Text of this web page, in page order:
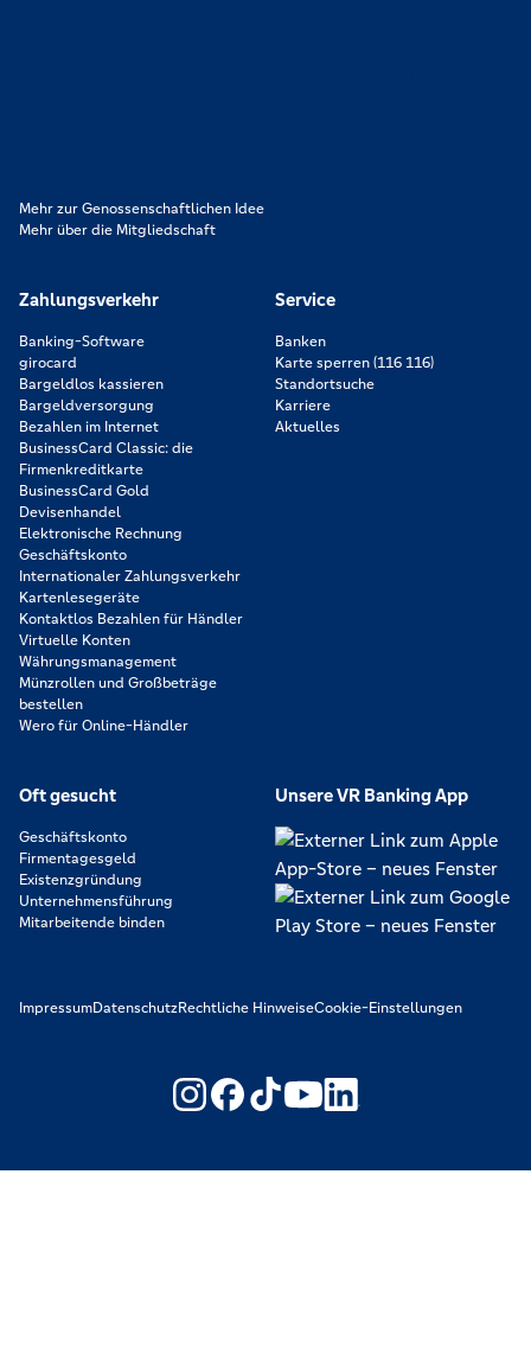
Mehr zur Genossenschaftlichen Idee
Mehr über die Mitgliedschaft
Zahlungsverkehr
Banking-Software
girocard
Bargeldlos kassieren
Bargeldversorgung
Bezahlen im Internet
BusinessCard Classic: die
Firmenkreditkarte
BusinessCard Gold
Devisenhandel
Elektronische Rechnung
Geschäftskonto
Internationaler Zahlungsverkehr
Kartenlesegeräte
Kontaktlos Bezahlen für Händler
Virtuelle Konten
Währungsmanagement
Münzrollen und Großbeträge
bestellen
Wero für Online-Händler
Service
Banken
Karte sperren (116 116)
Standortsuche
Karriere
Aktuelles
Oft gesucht
Geschäftskonto
Firmentagesgeld
Existenzgründung
Unternehmensführung
Mitarbeitende binden
Unsere VR Banking App
ImpressumDatenschutzRechtliche HinweiseCookie-Einstellungen
https://www.youtube.com/
https://